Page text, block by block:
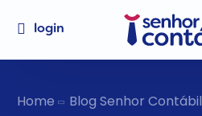
login
Home Blog Senhor Contábil